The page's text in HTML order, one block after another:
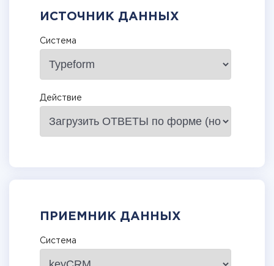
ИСТОЧНИК ДАННЫХ
Система
Действие
ПРИЕМНИК ДАННЫХ
Система